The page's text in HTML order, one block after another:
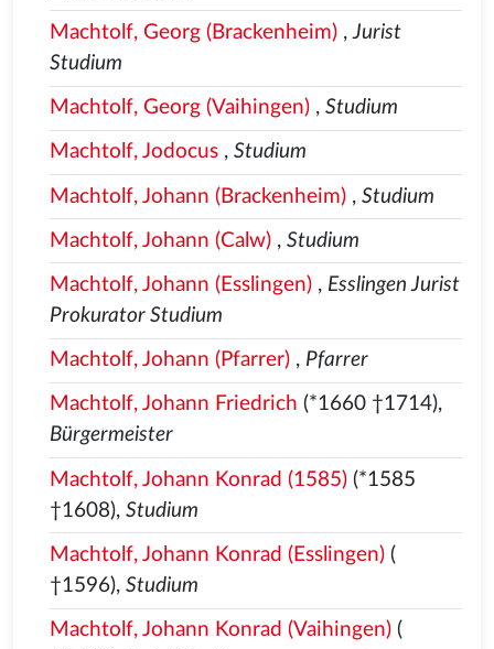
Machtolf, Georg (Brackenheim),Jurist
Studium
Machtolf, Georg (Vaihingen), Studium
Machtolf, Jodocus, Studium
Machtolf, Johann (Brackenheim), Studium
Machtolf, Johann (Calw), Studium
Machtolf, Johann (Esslingen), Esslingen Jurist
Prokurator Studium
Machtolf, Johann (Pfarrer), Pfarrer
Machtolf, Johann Friedrich (*1660 †1714),
Bürgermeister
Machtolf, Johann Konrad (1585)(*1585
†1608), Studium
Machtolf, Johann Konrad (Esslingen)(
†1596), Studium
Machtolf, Johann Konrad (Vaihingen)(